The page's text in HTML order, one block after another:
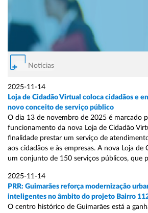
Notícias
2025-11-14
Loja de Cidadão Virtual coloca cidadãos e
novo conceito de serviço público
O dia 13 de novembro de 2025 é marcado
funcionamento da nova Loja de Cidadão
finalidade prestar um serviço de
aos cidadãos e às empresas. A nova Loja de
um conjunto de 150 serviços públicos, que
2025-11-14
PRR: Guimarães reforça modernização
inteligentes no âmbito do projeto Bairro
O centro histórico de Guimarães está a